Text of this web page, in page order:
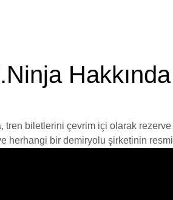
Hakkında
tren biletlerini çevrim içi olarak
herhangi bir demiryolu şirketinin